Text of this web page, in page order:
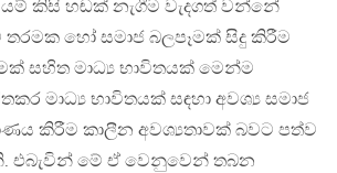
කිසි හඬක් නැගීම වැදගත් වන්නේ
තරමක හෝ සමාජ බලපෑමක් සිදු කිරීම
සහිත මාධ්‍ය භාවිතයක් මෙන්ම
මාධ්‍ය භාවිතයක් සඳහා අවශ්‍ය සමාජ
කිරීම කාලීන අවශ්‍යතාවක් බවට පත්ව
එබැවින් මේ ඒ වෙනුවෙන් තබන